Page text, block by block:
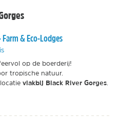
& Eco-Lodges
op de boerderij!
tropische natuur.
vlakbij Black River Gorges